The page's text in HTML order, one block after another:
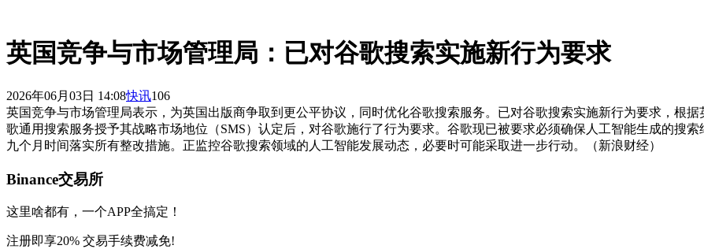
英国竞争与市场管理局：已对谷歌搜索实施新行为要求
2026年06月03日 14:08快讯106
英国竞争与市场管理局表示，为英国出版商争取到更公平协议，同时优化谷歌搜索服务。已对谷歌搜索实施新行为要求，根
歌通用搜索服务授予其战略市场地位（SMS）认定后，对谷歌施行了行为要求。谷歌现已被要求必须确保人工智能生成的搜
九个月时间落实所有整改措施。正监控谷歌搜索领域的人工智能发展动态，必要时可能采取进一步行动。（新浪财经）
Binance交易所
这里啥都有，一个APP全搞定！
注册即享20% 交易手续费减免!